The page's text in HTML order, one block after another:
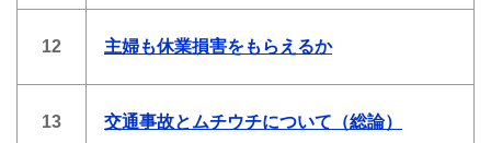
12 主婦も休業損害をもらえるか
13 交通事故とムチウチについて（総論）